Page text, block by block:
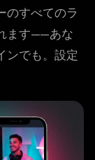
のすべてのラ
ます——あな
ンでも。設定